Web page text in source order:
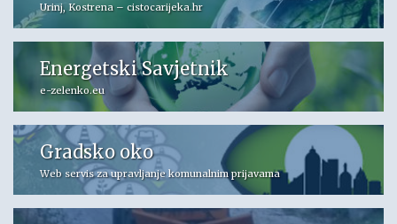
Urinj, Kostrena – cistocarijeka.hr
Energetski Savjetnik
e-zelenko.eu
Gradsko oko
Web servis za upravljanje komunalnim prijavama